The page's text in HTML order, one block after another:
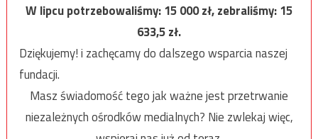
W lipcu potrzebowaliśmy:15 000zł, zebraliśmy:15
633,5zł.
Dziękujemy! i zachęcamy do dalszego wsparcia naszej
fundacji.
Masz świadomość tego jak ważne jest przetrwanie
niezależnych ośrodków medialnych? Nie zwlekaj więc,